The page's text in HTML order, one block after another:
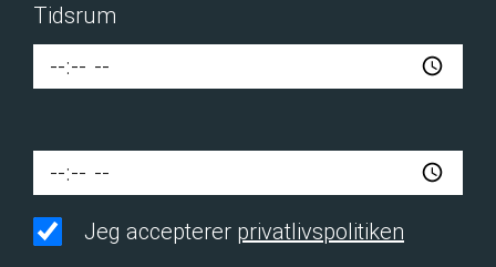
Tidsrum
Jeg accepterer privatlivspolitiken